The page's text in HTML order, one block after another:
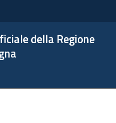
della Regione